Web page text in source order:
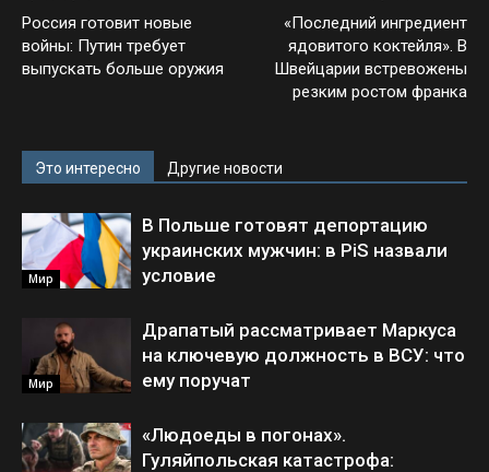
Россия готовит новые
войны: Путин требует
выпускать больше оружия
«Последний ингредиент
ядовитого коктейля». В
Швейцарии встревожены
резким ростом франка
Это интересно Другие новости
Мир
В Польше готовят депортацию
украинских мужчин: в PiS назвали
условие
Мир
Драпатый рассматривает Маркуса
на ключевую должность в ВСУ: что
ему поручат
«Людоеды в погонах».
Гуляйпольская катастрофа: